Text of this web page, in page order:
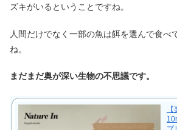
ズキがいるということですね。
人間だけでなく一部の魚は餌を選んで食べ
ね。
まだまだ奥が深い生物の不思議です。